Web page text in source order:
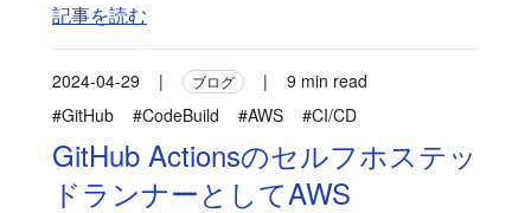
記事を読む
2024-04-29 | ブログ |
9 min read
#GitHub
#CodeBuild #AWS #CI/CD
GitHub Actionsのセルフホステッ
ドランナーとしてAWS